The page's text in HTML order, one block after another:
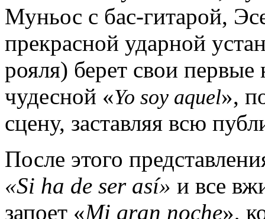
Муньос с бас-гитарой,
прекрасной ударной
рояля) берет свои
чудесной «Yo soy aquel»,
сцену, заставляя всю
После этого
«Si ha de ser así» и все
запоет «Mi gran noche»,